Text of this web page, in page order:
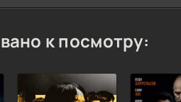
к посмотру: